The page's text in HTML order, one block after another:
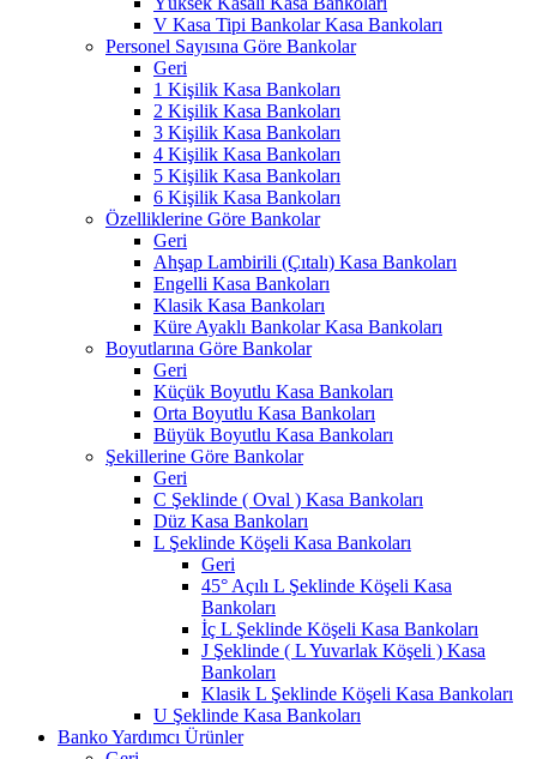
V Kasa Tipi Bankolar Kasa Bankoları
Personel Sayısına Göre Bankolar
Geri
1 Kişilik Kasa Bankoları
2 Kişilik Kasa Bankoları
3 Kişilik Kasa Bankoları
4 Kişilik Kasa Bankoları
5 Kişilik Kasa Bankoları
6 Kişilik Kasa Bankoları
Özelliklerine Göre Bankolar
Geri
Ahşap Lambirili (Çıtalı) Kasa Bankoları
Engelli Kasa Bankoları
Klasik Kasa Bankoları
Küre Ayaklı Bankolar Kasa Bankoları
Boyutlarına Göre Bankolar
Geri
Küçük Boyutlu Kasa Bankoları
Orta Boyutlu Kasa Bankoları
Büyük Boyutlu Kasa Bankoları
Şekillerine Göre Bankolar
Geri
C Şeklinde ( Oval ) Kasa Bankoları
Düz Kasa Bankoları
L Şeklinde Köşeli Kasa Bankoları
Geri
45° Açılı L Şeklinde Köşeli Kasa
Bankoları
İç L Şeklinde Köşeli Kasa Bankoları
J Şeklinde ( L Yuvarlak Köşeli ) Kasa
Bankoları
Klasik L Şeklinde Köşeli Kasa Bankoları
U Şeklinde Kasa Bankoları
Banko Yardımcı Ürünler